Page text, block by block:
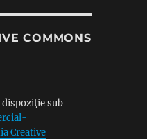
COMMONS
dispoziţie sub
Creative